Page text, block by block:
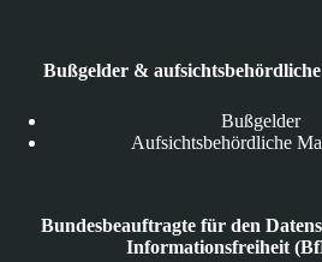
Bußgelder &
Bußgelder
Aufsichtsbehördliche
Bundesbeauftragte für den
Informationsfreiheit